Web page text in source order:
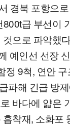
경북 포항으
800t급 부선이
으로 파악했
예인선 선장
정 9척, 연안
파해 긴급 방
바다에 얇은
착재, 소화포